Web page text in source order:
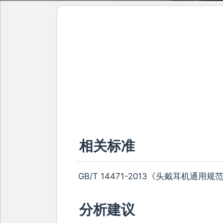
相关标准
GB/T 14471-2013《头戴耳机通用规
分析建议